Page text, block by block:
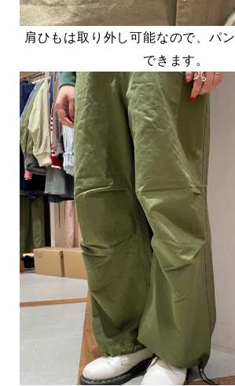
肩ひもは取り外し可能なので、パ
できます。